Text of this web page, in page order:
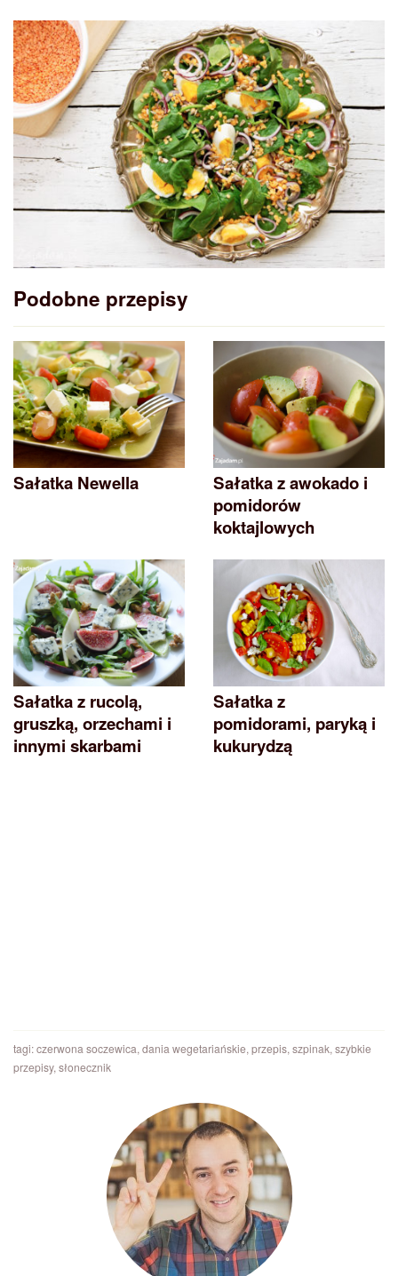
Podobne przepisy
Sałatka Newella
Sałatka z awokado i
pomidorów
koktajlowych
Sałatka z rucolą,
gruszką, orzechami i
innymi skarbami
Sałatka z
pomidorami, paryką i
kukurydzą
tagi:czerwona soczewica, dania wegetariańskie, przepis, szpinak, szybkie
przepisy, słonecznik